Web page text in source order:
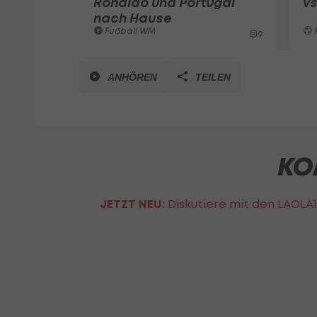
nach Hause
Fußball WM 9
ANHÖREN TEILEN
JETZT NEU: Diskutiere mit den